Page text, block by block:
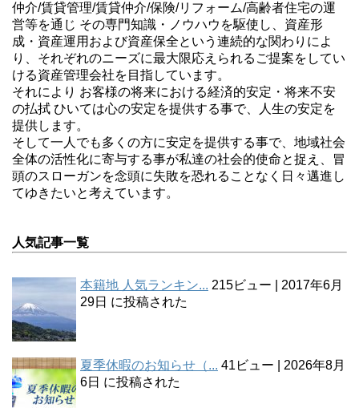
仲介/賃貸管理/賃貸仲介/保険/リフォーム/高齢者住宅の運
営等を通じ その専門知識・ノウハウを駆使し、資産形
成・資産運用および資産保全という連続的な関わりによ
り、それぞれのニーズに最大限応えられるご提案をしてい
ける資産管理会社を目指しています。
それにより お客様の将来における経済的安定・将来不安
の払拭 ひいては心の安定を提供する事で、人生の安定を
提供します。
そして一人でも多くの方に安定を提供する事で、地域社会
全体の活性化に寄与する事が私達の社会的使命と捉え、冒
頭のスローガンを念頭に失敗を恐れることなく日々邁進し
てゆきたいと考えています。
人気記事一覧
本籍地 人気ランキン... 215ビュー
2017年6月
29日 に投稿された
夏季休暇のお知らせ（... 41ビュー
2026年8月
6日 に投稿された